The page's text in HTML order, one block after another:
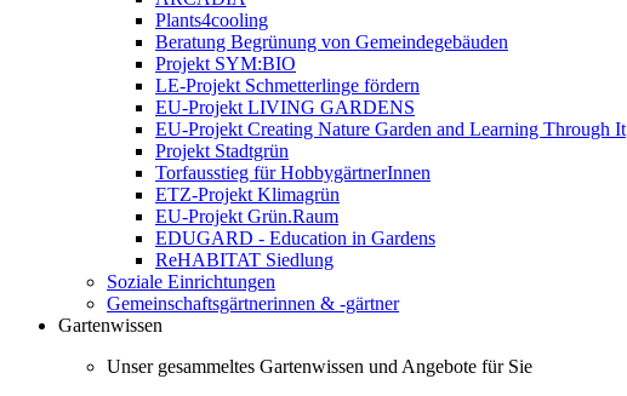
Plants4cooling
Beratung Begrünung von Gemeindegebäuden
Projekt SYM:BIO
LE-Projekt Schmetterlinge fördern
EU-Projekt LIVING GARDENS
EU-Projekt Creating Nature Garden and Learning Through It
Projekt Stadtgrün
Torfausstieg für HobbygärtnerInnen
ETZ-Projekt Klimagrün
EU-Projekt Grün.Raum
EDUGARD - Education in Gardens
ReHABITAT Siedlung
Soziale Einrichtungen
Gemeinschaftsgärtnerinnen & -gärtner
Gartenwissen
Unser gesammeltes Gartenwissen und Angebote für Sie